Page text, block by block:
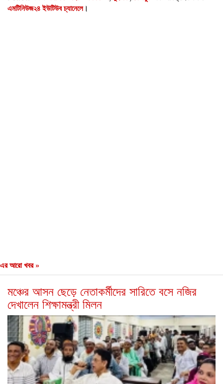
এমটিনিউজ২৪ ইউটিউব চ্যানেলে।
এর আরো খবর »
মঞ্চের আসন ছেড়ে নেতাকর্মীদের সারিতে বসে নজির
দেখালেন শিক্ষামন্ত্রী মিলন